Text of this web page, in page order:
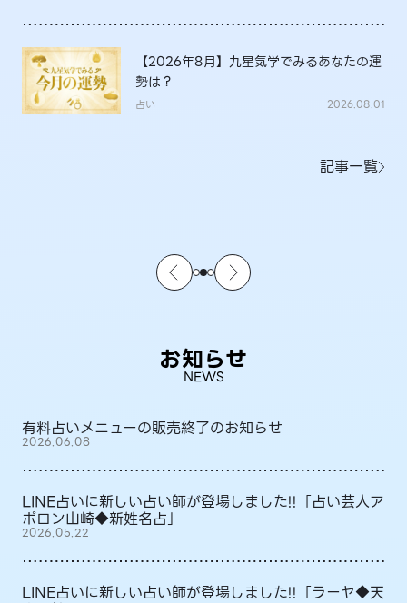
【2026年8月】九星気学でみるあなたの運
勢は？
占い 2026.08.01
記事一覧
お知らせ
NEWS
有料占いメニューの販売終了のお知らせ
2026.06.08
LINE占いに新しい占い師が登場しました!!「占い芸人ア
ポロン山崎◆新姓名占」
2026.05.22
LINE占いに新しい占い師が登場しました!!「ラーヤ◆天